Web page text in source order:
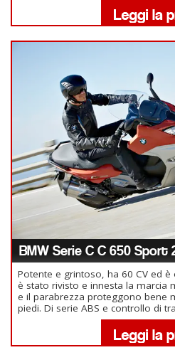
BMW Serie C C 650 Sport
Potente e grintoso, ha 60 CV ed
è stato rivisto e innesta la marcia
e il parabrezza proteggono bene
piedi. Di serie ABS e controllo di